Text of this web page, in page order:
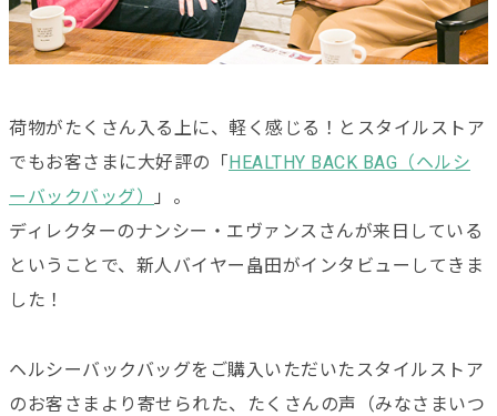
荷物がたくさん入る上に、軽く感じる！とスタイルストア
でもお客さまに大好評の「HEALTHY BACK BAG（ヘルシ
ーバックバッグ）
」。
ディレクターのナンシー・エヴァンスさんが来日している
ということで、新人バイヤー畠田がインタビューしてきま
した！
ヘルシーバックバッグをご購入いただいたスタイルストア
のお客さまより寄せられた、たくさんの声（みなさまいつ